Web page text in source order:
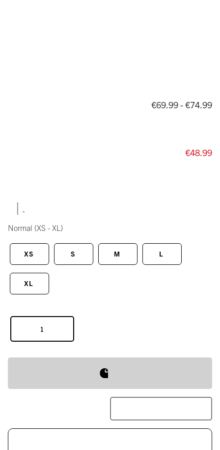
€69.99 - €74.99
€48.99
|
Normal (XS - XL)
XS S M L
XL